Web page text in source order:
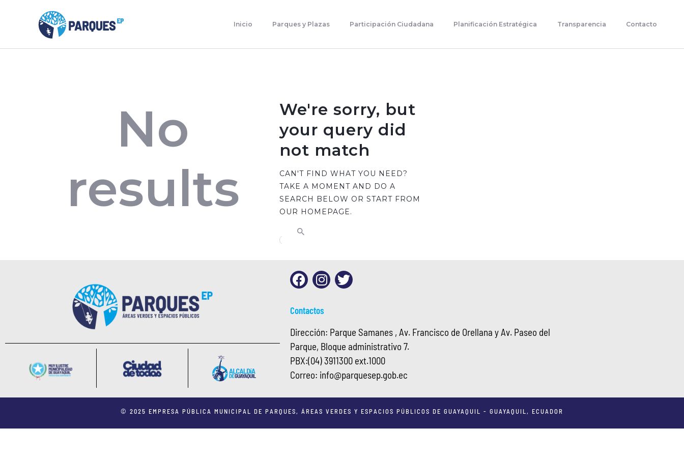
Inicio Parques y Plazas Participación Ciudadana Planificación Estratégica Transparencia Contacto
Parques Y Plazas
Planificación Estratégica
No
results
We're sorry, but
your query did
not match
CAN'T FIND WHAT YOU NEED?
TAKE A MOMENT AND DO A
SEARCH BELOW OR START FROM
OUR HOMEPAGE.
Contactos
Dirección: Parque Samanes , Av. Francisco de Orellana y Av. Paseo del
Parque, Bloque administrativo 7.
PBX:(04) 3911300 ext.1000
Correo: info@parquesep.gob.ec
© 2025 EMPRESA PÚBLICA MUNICIPAL DE PARQUES, ÁREAS VERDES Y ESPACIOS PÚBLICOS DE GUAYAQUIL - GUAYAQUIL, ECUADOR